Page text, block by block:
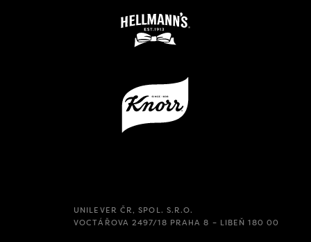
UNILEVER ČR, SPOL. S.R.O.
VOCTÁŘOVA 2497/18 PRAHA 8 – LIBEŇ 180 00